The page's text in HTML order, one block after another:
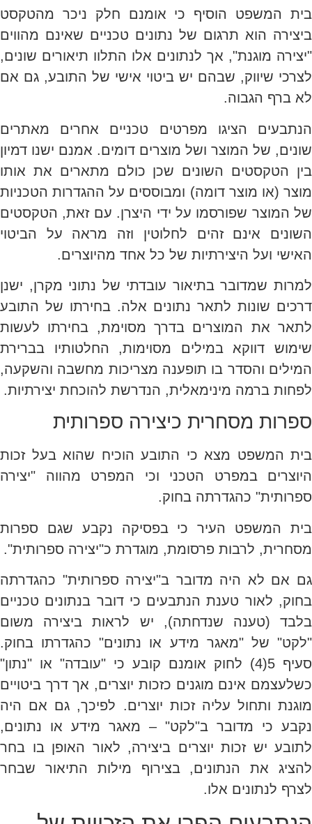
בית המשפט הוסיף כי אומנם חלק ניכר מהטקסט
ביצירה הוא תרגום של נתונים טכניים שאינם מהווים
"יצירה מוגנת", אך לנתונים אלו התלוו תיאורים שונים,
לצרכי שיווק, שבהם יש ביטוי אישי של התובע, גם אם
לא ברף הגבוה.
הנתבעים הציגו מפרטים טכניים אחרים מאתרים
שונים, של המוצר ושל מוצרים דומים. אמנם ישנו דמיון
בין הטקסטים השונים שכן כולם מתארים את אותו
מוצר (או מוצר דומה) ומבוססים על ההגדרות הטכניות
של המוצר שפורסמו על ידי היצרן. עם זאת, הטקסטים
השונים אינם זהים לחלוטין וזה מראה על הביטוי
האישי ועל היצירתיות של כל אחד מהיוצרים.
למרות שמדובר בתיאור עובדתי של נתוני מקרן, ישנן
דרכים שונות לתאר נתונים אלה. בחירתו של התובע
לתאר את המוצרים בדרך מסוימת, בחירתו לעשות
שימוש דווקא במילים מסוימות, החלטותיו בברירת
המילים והסדר בו תופענה מצריכות מחשבה והשקעה,
לפחות ברמה מינימאלית, הנדרשת להוכחת יצירתיות.
ספרות מסחרית כיצירה ספרותית
בית המשפט מצא כי התובע הוכיח שהוא בעל זכות
היוצרים במפרט הטכני וכי המפרט מהווה "יצירה
ספרותית" כהגדרתה בחוק.
בית המשפט העיר כי בפסיקה נקבע שגם ספרות
מסחרית, לרבות פרסומת, מוגדרת כ"יצירה ספרותית".
גם אם לא היה מדובר ב"יצירה ספרותית" כהגדרתה
בחוק, לאור טענת הנתבעים כי דובר בנתונים טכניים
בלבד (טענה שנדחתה), יש לראות ביצירה משום
"לקט" של "מאגר מידע או נתונים" כהגדרתו בחוק.
סעיף 5(4) לחוק אומנם קובע כי "עובדה" או "נתון"
כשלעצמם אינם מוגנים כזכות יוצרים, אך דרך ביטויים
מוגנת ותחול עליה זכות יוצרים. לפיכך, גם אם היה
נקבע כי מדובר ב"לקט" – מאגר מידע או נתונים,
לתובע יש זכות יוצרים ביצירה, לאור האופן בו בחר
להציג את הנתונים, בצירוף מילות התיאור שבחר
לצרף לנתונים אלו.